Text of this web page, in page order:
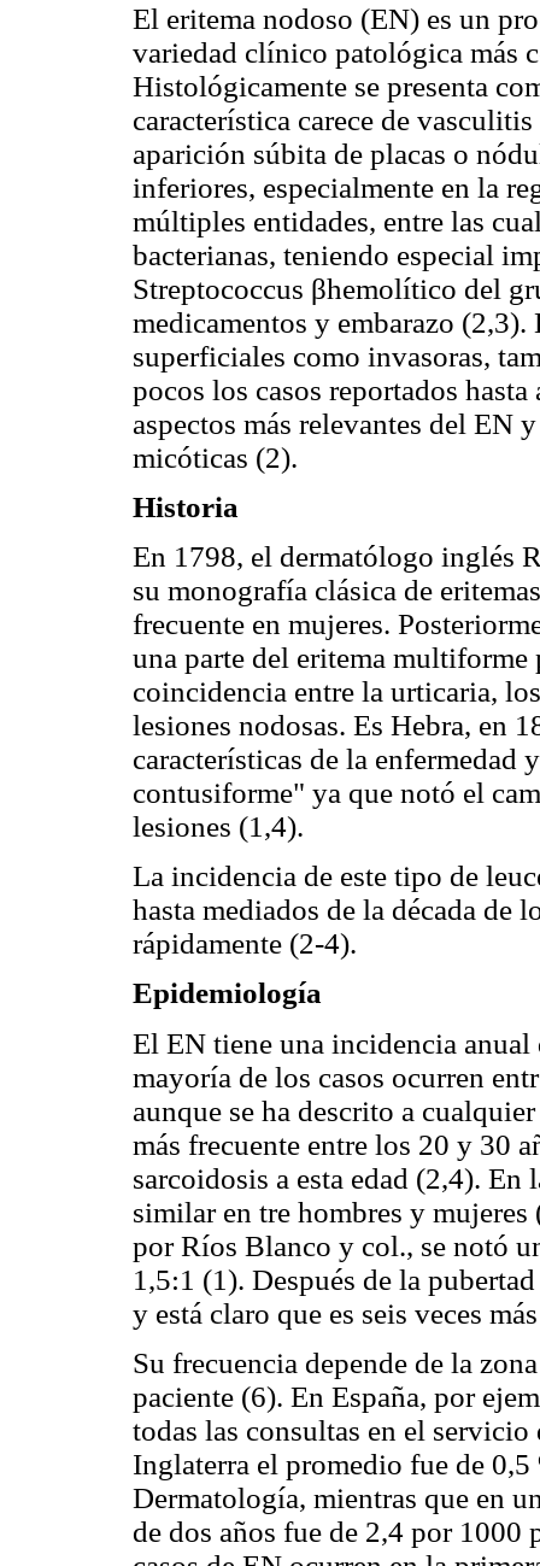
El eritema nodoso (EN) es un
variedad clínico patológica más
Histológicamente se presenta
característica carece de
aparición súbita de placas o
inferiores, especialmente en la
múltiples entidades, entre las
bacterianas, teniendo especial
Streptococcus βhemolítico del
medicamentos y embarazo
superficiales como invasoras,
pocos los casos reportados
aspectos más relevantes del EN
micóticas (2).
Historia
En 1798, el dermatólogo inglés
su monografía clásica de
frecuente en mujeres.
una parte del eritema
coincidencia entre la urticaria,
lesiones nodosas. Es Hebra, en
características de la
contusiforme" ya que notó el
lesiones (1,4).
La incidencia de este tipo de
hasta mediados de la década de
rápidamente (2-4).
Epidemiología
El EN tiene una incidencia
mayoría de los casos ocurren
aunque se ha descrito a
más frecuente entre los 20 y 30
sarcoidosis a esta edad (2,4).
similar en tre hombres y
por Ríos Blanco y col., se notó
1,5:1 (1). Después de la
y está claro que es seis veces
Su frecuencia depende de la
paciente (6). En España, por
todas las consultas en el
Inglaterra el promedio fue de 0,5
Dermatología, mientras que en
de dos años fue de 2,4 por 1000